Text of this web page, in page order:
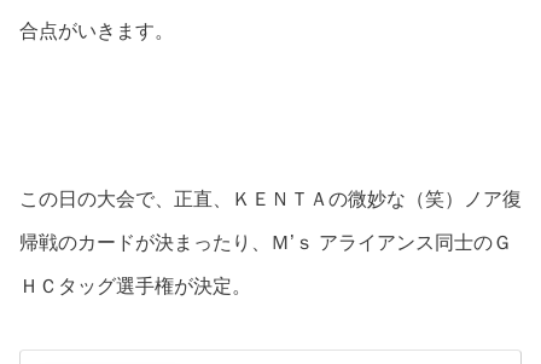
合点がいきます。
この日の大会で、正直、ＫＥＮＴＡの微妙な（笑）ノア復
帰戦のカードが決まったり、Ｍ’ｓ アライアンス同士のＧ
ＨＣタッグ選手権が決定。